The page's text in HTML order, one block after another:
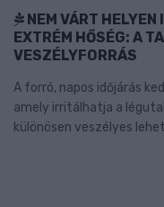
NEM VÁRT
EXTRÉM HŐSÉG: A
VESZÉLYFORRÁS
A forró, napos időjárás
amely irritálhatja a
különösen veszélyes